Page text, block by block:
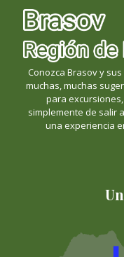
Conozca Brasov y
muchas, muchas
para
simplemente de salir
una experiencia